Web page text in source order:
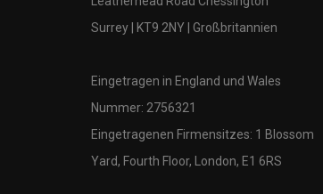
Surrey | KT9 2NY | Großbritannien
Eingetragen in England und Wales
Nummer: 2756321
Eingetragenen Firmensitzes: 1 Blossom
Yard, Fourth Floor, London, E1 6RS